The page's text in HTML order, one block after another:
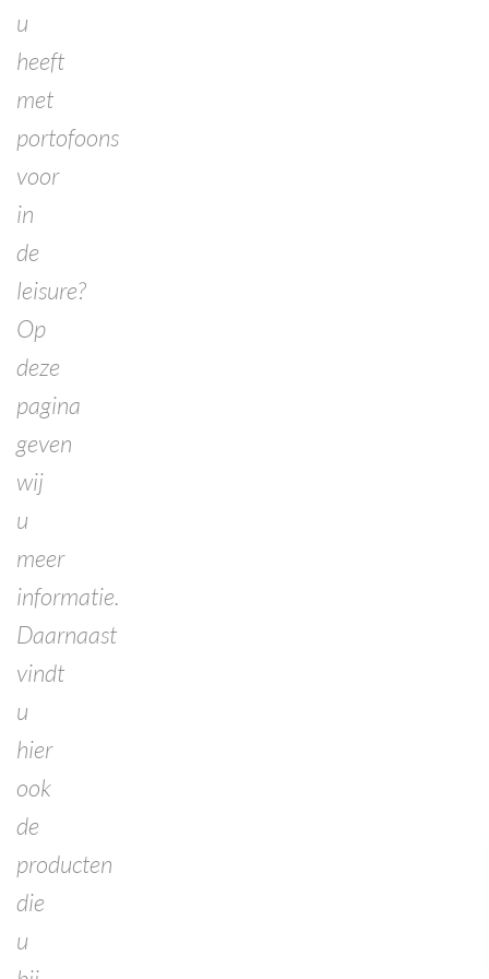
u
heeft
met
portofoons
voor
in
de
leisure?
Op
deze
pagina
geven
wij
u
meer
informatie.
Daarnaast
vindt
u
hier
ook
de
producten
die
u